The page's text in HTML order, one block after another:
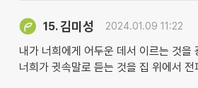
15.김미성 2024.01.09 11:22
내가 너희에게 어두운 데서 이르는 것을
너희가 귓속말로 듣는 것을 집 위에서 전